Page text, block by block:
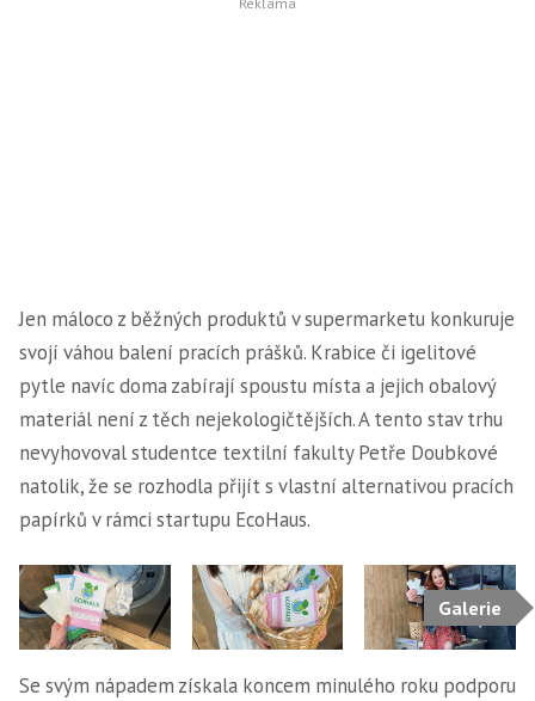
Jen máloco z běžných produktů v supermarketu konkuruje
svojí váhou balení pracích prášků. Krabice či igelitové
pytle navíc doma zabírají spoustu místa a jejich obalový
materiál není z těch nejekologičtějších. A tento stav trhu
nevyhovoval studentce textilní fakulty Petře Doubkové
natolik, že se rozhodla přijít s vlastní alternativou pracích
papírků v rámci startupu EcoHaus.
Galerie
Se svým nápadem získala koncem minulého roku podporu